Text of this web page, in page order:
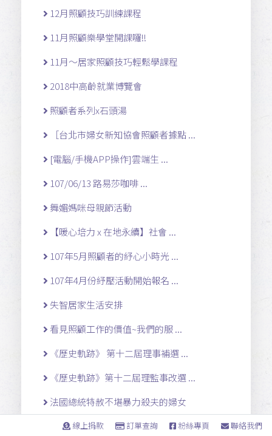
12月照顧技巧訓練課程
11月照顧樂學堂開課囉!!
11月～居家照顧技巧輕鬆學課程
2018中高齡就業博覽會
照顧者系列x石頭湯
［台北市婦女新知協會照顧者據點 ...
[電腦/手機APP操作]雲端生 ...
107/06/13 路易莎咖啡 ...
舞媚媽咪母親節活動
【暖心培力 x 在地永續】社會 ...
107年5月照顧者的紓心小時光 ...
107年4月份紓壓活動開始報名 ...
失智居家生活安排
看見照顧工作的價值~我們的服 ...
《歷史軌跡》 第十二屆理事補選 ...
《歷史軌跡》第十二屆理監事改選 ...
法國總統特赦不堪暴力殺夫的婦女
2015女選民高峰會女選民評比 ...
線上捐款 訂單查詢 粉絲專頁 聯絡我們